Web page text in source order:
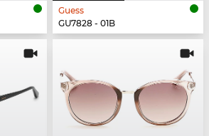
Guess
GU7828 - 01B